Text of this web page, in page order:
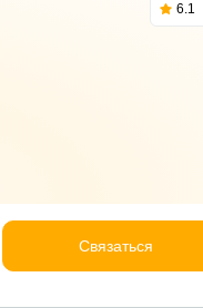
6.1
Связаться